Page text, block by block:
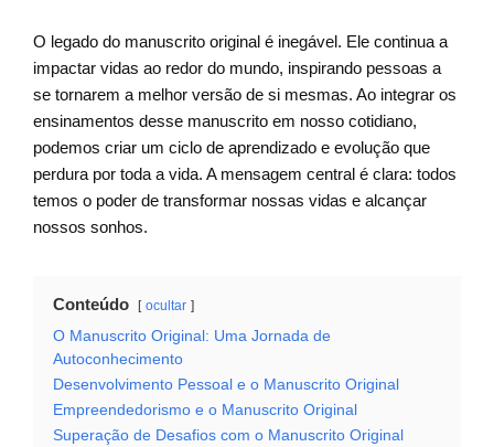
O legado do manuscrito original é inegável. Ele continua a
impactar vidas ao redor do mundo, inspirando pessoas a
se tornarem a melhor versão de si mesmas. Ao integrar os
ensinamentos desse manuscrito em nosso cotidiano,
podemos criar um ciclo de aprendizado e evolução que
perdura por toda a vida. A mensagem central é clara: todos
temos o poder de transformar nossas vidas e alcançar
nossos sonhos.
Conteúdo ocultar
O Manuscrito Original: Uma Jornada de
Autoconhecimento
Desenvolvimento Pessoal e o Manuscrito Original
Empreendedorismo e o Manuscrito Original
Superação de Desafios com o Manuscrito Original